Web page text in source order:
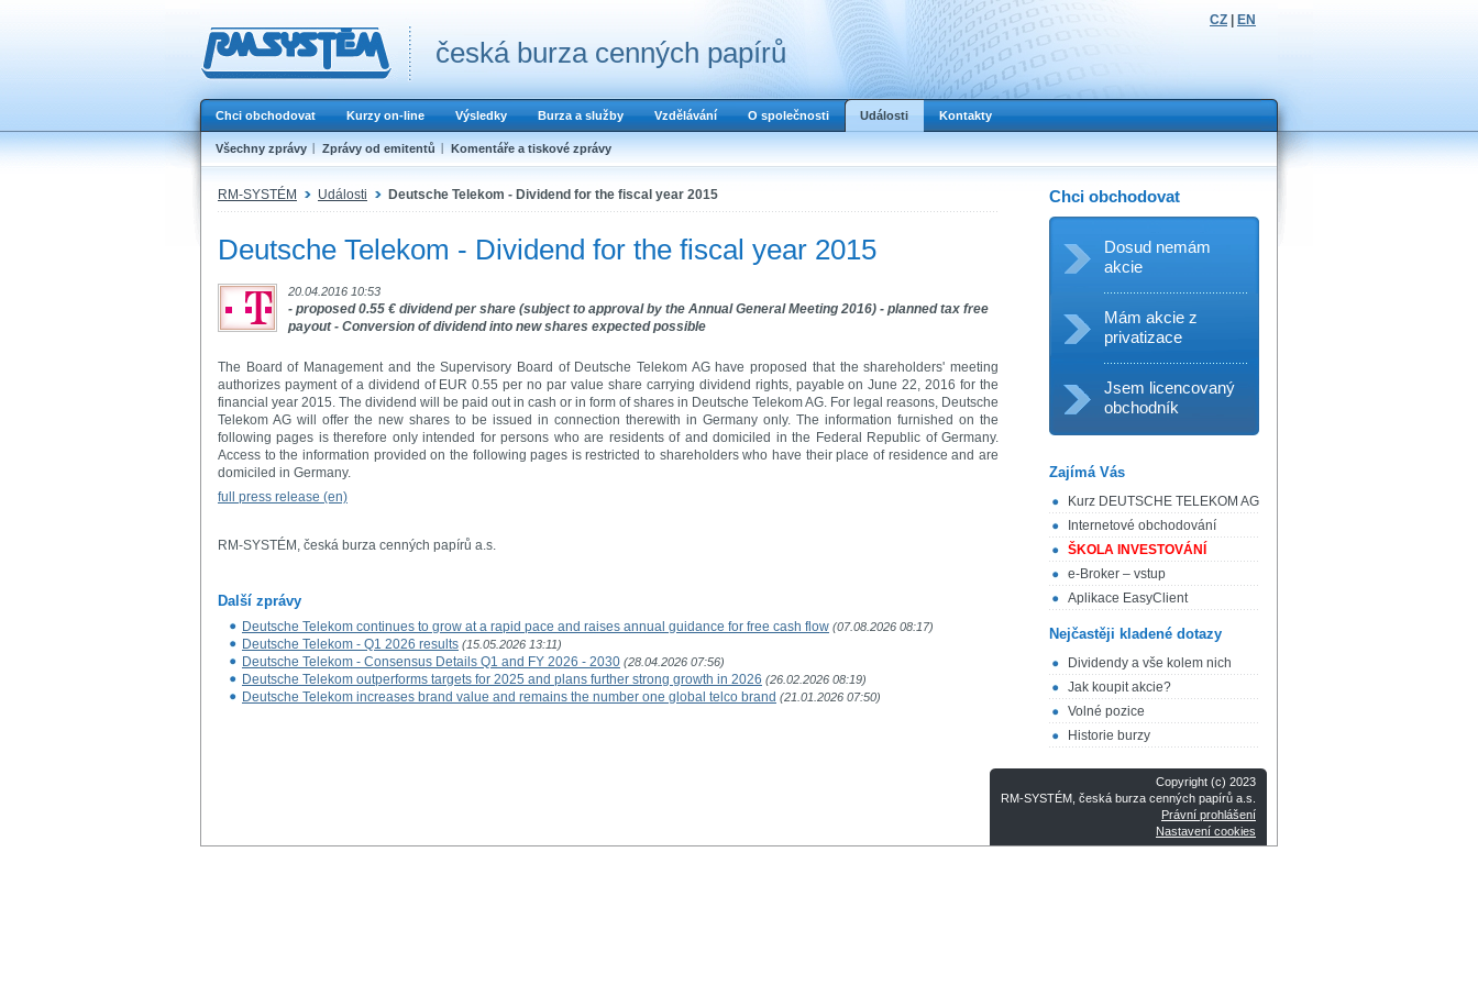
česká burza cenných papírů
CZ EN
Chci obchodovat Kurzy on-line Výsledky Burza a služby Vzdělávání O společnosti Události Kontakty
Všechny zprávy Zprávy od emitentů Komentáře a tiskové zprávy
RM-SYSTÉM Události Deutsche Telekom - Dividend for the fiscal year 2015
Deutsche Telekom - Dividend for the fiscal year 2015
20.04.2016 10:53
- proposed 0.55 € dividend per share (subject to approval by the Annual General Meeting 2016) - planned tax free
payout - Conversion of dividend into new shares expected possible
The Board of Management and the Supervisory Board of Deutsche Telekom AGhave proposed that the shareholders' meeting
authorizes payment of a dividend of EUR 0.55 per no par value share carrying dividend rights, payable on June 22, 2016 for the
financial year 2015. The dividend will be paid out in cash or in form of shares in Deutsche Telekom AG . For legal reasons, Deutsche
Telekom AG will offer the new shares to be issued in connection therewith in Germany only. The information furnished on the
following pages is therefore only intended for persons who are residents of and domiciled in the Federal Republic of Germany.
Access to the information provided on the following pages is restricted to shareholders who have their place of residence and are
domiciled in Germany.
full press release (en)
RM-SYSTÉM, česká burza cenných papírů a.s.
Další zprávy
Deutsche Telekom continues to grow at a rapid pace and raises annual guidance for free cash flow (07.08.2026 08:17)
Deutsche Telekom - Q1 2026 results (15.05.2026 13:11)
Deutsche Telekom - Consensus Details Q1 and FY 2026 - 2030 (28.04.2026 07:56)
Deutsche Telekom outperforms targets for 2025 and plans further strong growth in 2026 (26.02.2026 08:19)
Deutsche Telekom increases brand value and remains the number one global telco brand (21.01.2026 07:50)
Chci obchodovat
Dosud nemám
akcie
Mám akcie z
privatizace
Jsem licencovaný
obchodník
Zajímá Vás
Kurz DEUTSCHE TELEKOM AG
Internetové obchodování
ŠKOLA INVESTOVÁNÍ
e-Broker – vstup
Aplikace EasyClient
Nejčastěji kladené dotazy
Dividendy a vše kolem nich
Jak koupit akcie?
Volné pozice
Historie burzy
Copyright (c) 2023
RM-SYSTÉM, česká burza cenných papírů a.s.
Právní prohlášení
Nastavení cookies